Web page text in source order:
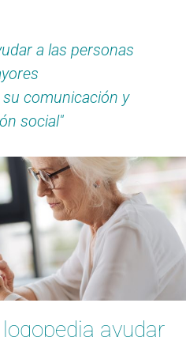
a las personas
comunicación y
social"
ayudar